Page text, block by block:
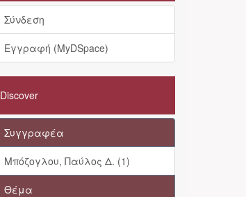
Σύνδεση
Εγγραφή (MyDSpace)
Discover
Συγγραφέα
Μπόζογλου, Παύλος Δ. (1)
Θέμα